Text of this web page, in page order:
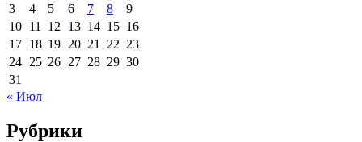
3
4 5 6 7 8
9
10 11 12 13 14 15 16
17 18 19 20 21 22 23
24 25 26 27 28 29 30
31
« Июл
Рубрики